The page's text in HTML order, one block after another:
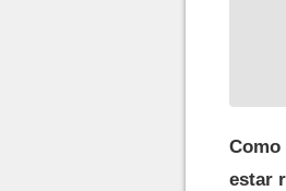
Como
estar